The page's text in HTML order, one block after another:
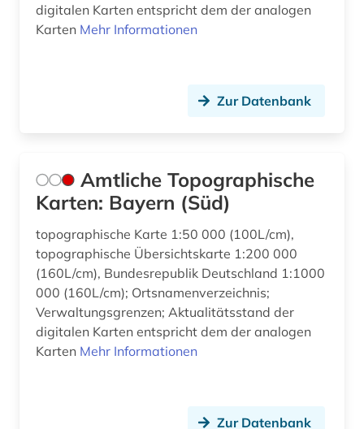
frankreich (1)
freie deutsche jugend (1)
freie plattform (1)
freistaat (1)
freizeit (2)
fremdenverkehr (1)
friedenserziehung (1)
digitalen Karten entspricht dem der analogen
Karten Mehr Informationen
Zur Datenbank
Amtliche Topographische
Karten: Bayern (Süd)
topographische Karte 1:50 000 (100L/cm),
topographische Übersichtskarte 1:200 000
(160L/cm), Bundesrepublik Deutschland 1:1000
000 (160L/cm); Ortsnamenverzeichnis;
Verwaltungsgrenzen; Aktualitätsstand der
digitalen Karten entspricht dem der analogen
Karten Mehr Informationen
Zur Datenbank